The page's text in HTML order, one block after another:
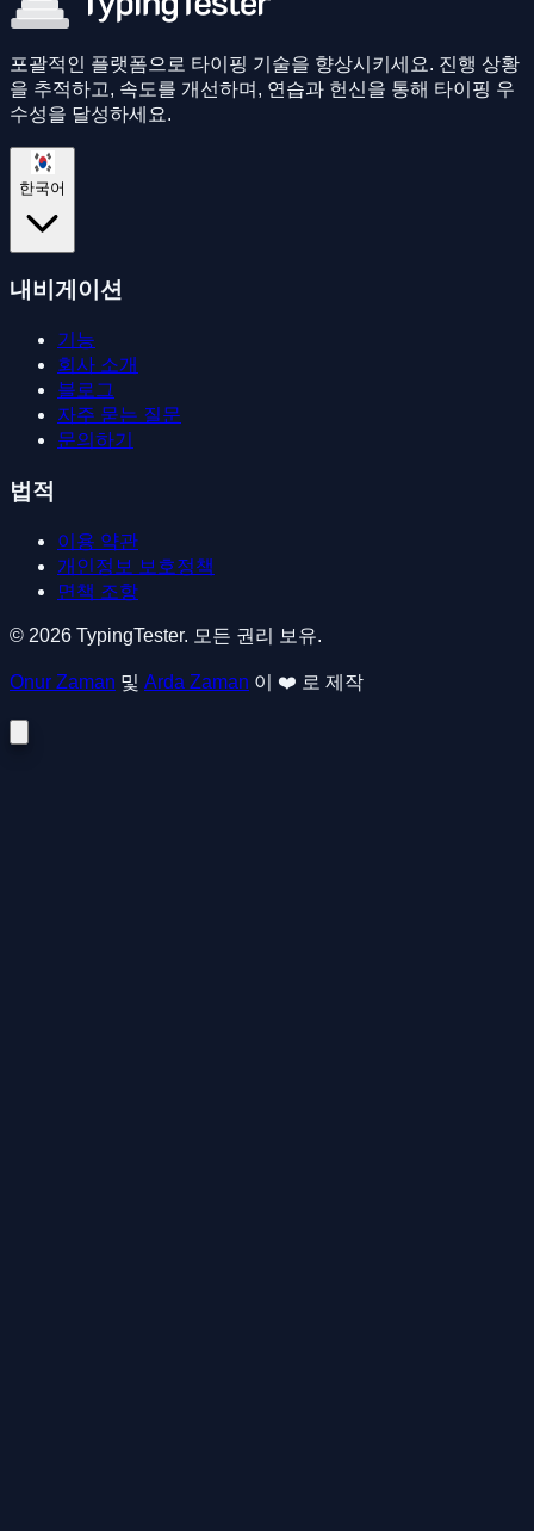
포괄적인 플랫폼으로 타이핑 기술을 향상시키세요. 진행 상황
을 추적하고, 속도를 개선하며, 연습과 헌신을 통해 타이핑 우
수성을 달성하세요.
한국어
내비게이션
기능
회사 소개
블로그
자주 묻는 질문
문의하기
법적
이용 약관
개인정보 보호정책
면책 조항
© 2026 TypingTester. 모든 권리 보유.
Onur Zaman 및 Arda Zaman 이 ❤️ 로 제작